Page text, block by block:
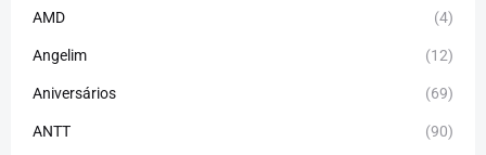
AMD (4)
Angelim (12)
Aniversários (69)
ANTT (90)